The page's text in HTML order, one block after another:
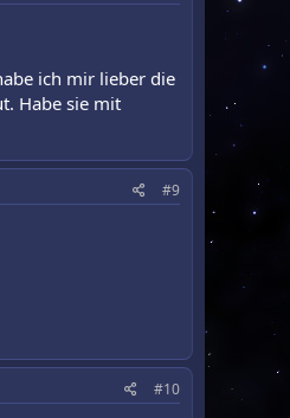
ich mir lieber die
Habe sie mit
#9
#10